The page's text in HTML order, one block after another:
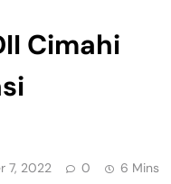
Cimahi
7, 2022 0 6 Mins